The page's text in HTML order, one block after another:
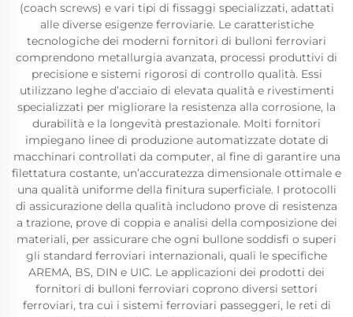
(coach screws) e vari tipi di fissaggi specializzati, adattati
alle diverse esigenze ferroviarie. Le caratteristiche
tecnologiche dei moderni fornitori di bulloni ferroviari
comprendono metallurgia avanzata, processi produttivi di
precisione e sistemi rigorosi di controllo qualità. Essi
utilizzano leghe d’acciaio di elevata qualità e rivestimenti
specializzati per migliorare la resistenza alla corrosione, la
durabilità e la longevità prestazionale. Molti fornitori
impiegano linee di produzione automatizzate dotate di
macchinari controllati da computer, al fine di garantire una
filettatura costante, un’accuratezza dimensionale ottimale e
una qualità uniforme della finitura superficiale. I protocolli
di assicurazione della qualità includono prove di resistenza
a trazione, prove di coppia e analisi della composizione dei
materiali, per assicurare che ogni bullone soddisfi o superi
gli standard ferroviari internazionali, quali le specifiche
AREMA, BS, DIN e UIC. Le applicazioni dei prodotti dei
fornitori di bulloni ferroviari coprono diversi settori
ferroviari, tra cui i sistemi ferroviari passeggeri, le reti di